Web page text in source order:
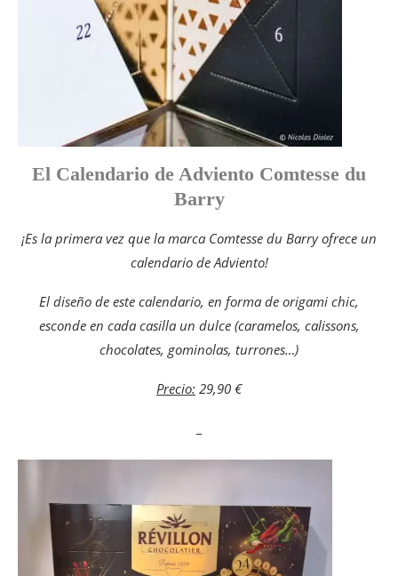
El Calendario de Adviento Comtesse du
Barry
¡Es la primera vez que la marca Comtesse du Barry ofrece un
calendario de Adviento!
El diseño de este calendario, en forma de origami chic,
esconde en cada casilla un dulce (caramelos, calissons,
chocolates, gominolas, turrones…)
Precio: 29,90 €